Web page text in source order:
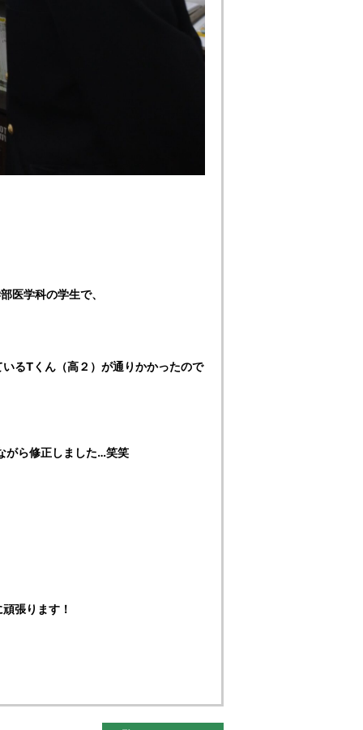
医学科の学生で、
るTくん（高２）が通りかかったので
がら修正しました…笑笑
張ります！